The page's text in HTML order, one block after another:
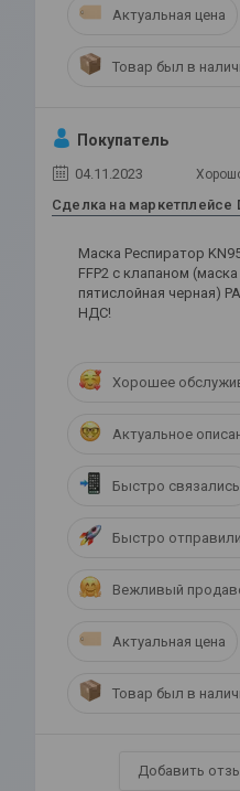
Актуальная цена
Товар был в
Покупатель
04.11.2023
Сделка на маркетплейсе
Маска Респиратор
FFP2 с клапаном (маска
пятислойная черная)
НДС!
Хорошее
Актуальное
Быстро связались
Быстро
Вежливый
Актуальная цена
Товар был в
Добавить